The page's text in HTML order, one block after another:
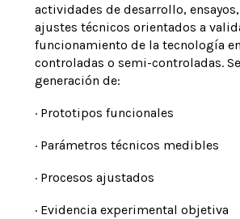
actividades de desarrollo,
ajustes técnicos orientados a
funcionamiento de la tecnología
controladas o semi-controladas.
generación de:
· Prototipos funcionales
· Parámetros técnicos medibles
· Procesos ajustados
· Evidencia experimental objetiva